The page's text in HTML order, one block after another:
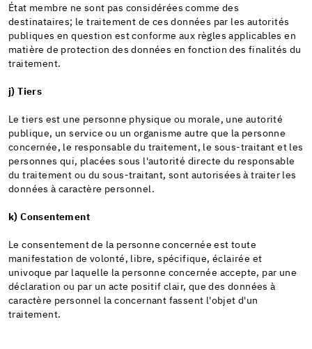
État membre ne sont pas considérées comme des
destinataires; le traitement de ces données par les autorités
publiques en question est conforme aux règles applicables en
matière de protection des données en fonction des finalités du
traitement.
j) Τiers
Le tiers est une personne physique ou morale, une autorité
publique, un service ou un organisme autre que la personne
concernée, le responsable du traitement, le sous-traitant et les
personnes qui, placées sous l'autorité directe du responsable
du traitement ou du sous-traitant, sont autorisées à traiter les
données à caractère personnel.
k) Consentement
Le consentement de la personne concernée est toute
manifestation de volonté, libre, spécifique, éclairée et
univoque par laquelle la personne concernée accepte, par une
déclaration ou par un acte positif clair, que des données à
caractère personnel la concernant fassent l'objet d'un
traitement.